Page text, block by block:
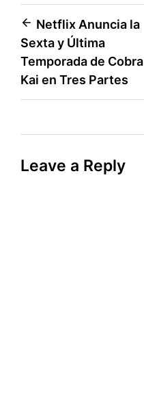
Post
navigation
Netflix Anuncia la
Sexta y Última
Temporada de Cobra
Kai en Tres Partes
Leave a Reply